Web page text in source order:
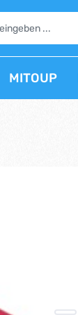
MITOUP